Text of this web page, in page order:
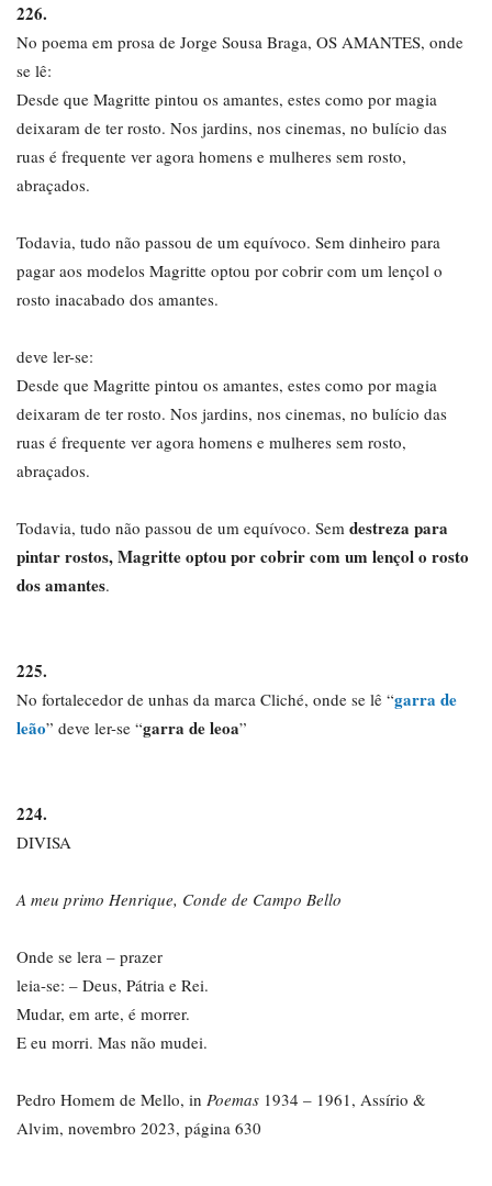
226.
No poema em prosa de Jorge Sousa Braga, OS AMANTES, onde
se lê:
Desde que Magritte pintou os amantes, estes como por magia
deixaram de ter rosto. Nos jardins, nos cinemas, no bulício das
ruas é frequente ver agora homens e mulheres sem rosto,
abraçados.
Todavia, tudo não passou de um equívoco. Sem dinheiro para
pagar aos modelos Magritte optou por cobrir com um lençol o
rosto inacabado dos amantes.
deve ler-se:
Desde que Magritte pintou os amantes, estes como por magia
deixaram de ter rosto. Nos jardins, nos cinemas, no bulício das
ruas é frequente ver agora homens e mulheres sem rosto,
abraçados.
Todavia, tudo não passou de um equívoco. Sem destreza para
pintar rostos, Magritte optou por cobrir com um lençol o rosto
dos amantes.
225.
No fortalecedor de unhas da marca Cliché, onde se lê “garra de
leão” deve ler-se “garra de leoa”
224.
DIVISA
A meu primo Henrique, Conde de Campo Bello
Onde se lera – prazer
leia-se: – Deus, Pátria e Rei.
Mudar, em arte, é morrer.
E eu morri. Mas não mudei.
Pedro Homem de Mello, in Poemas 1934 – 1961, Assírio &
Alvim, novembro 2023, página 630